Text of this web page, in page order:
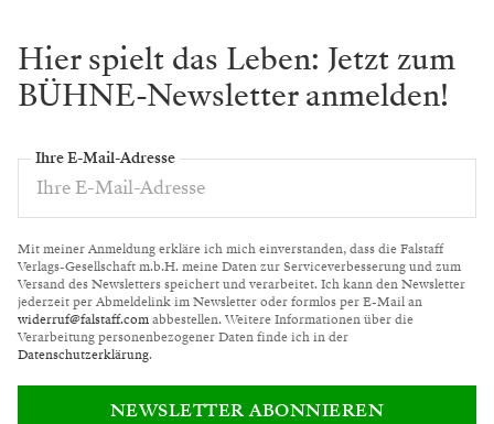
Hier spielt das Leben: Jetzt zum
BÜHNE-Newsletter anmelden!
Ihre E-Mail-Adresse
Mit meiner Anmeldung erkläre ich mich einverstanden, dass die Falstaff
Verlags-Gesellschaft m.b.H. meine Daten zur Serviceverbesserung und zum
Versand des Newsletters speichert und verarbeitet. Ich kann den Newsletter
jederzeit per Abmeldelink im Newsletter oder formlos per E-Mail an
widerruf@falstaff.comabbestellen. Weitere Informationen über die
Verarbeitung personenbezogener Daten finde ich in der
Datenschutzerklärung.
NEWSLETTER ABONNIEREN